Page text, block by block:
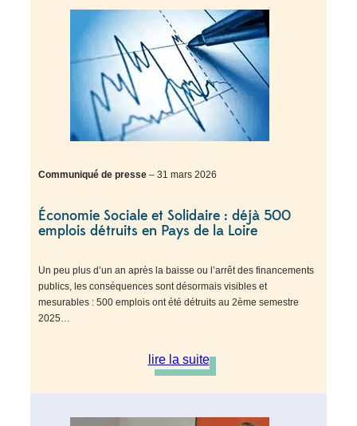
Communiqué de presse – 31 mars 2026
Économie Sociale et Solidaire : déjà 500
emplois détruits en Pays de la Loire
Un peu plus d’un an après la baisse ou l’arrêt des financements
publics, les conséquences sont désormais visibles et
mesurables : 500 emplois ont été détruits au 2ème semestre
2025…
lire la suite